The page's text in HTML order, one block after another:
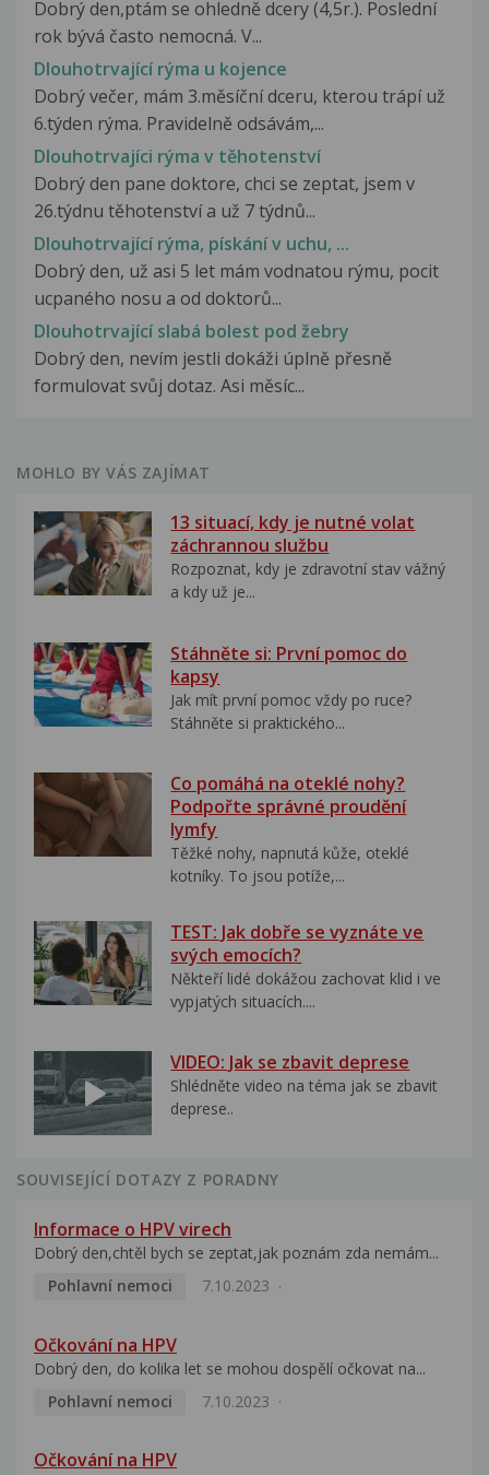
Dobrý den,ptám se ohledně dcery (4,5r.). Poslední
rok bývá často nemocná. V...
Dlouhotrvající rýma u kojence
Dobrý večer, mám 3.měsíční dceru, kterou trápí už
6.týden rýma. Pravidelně odsávám,...
Dlouhotrvajíci rýma v těhotenství
Dobrý den pane doktore, chci se zeptat, jsem v
26.týdnu těhotenství a už 7 týdnů...
Dlouhotrvající rýma, pískání v uchu, ...
Dobrý den, už asi 5 let mám vodnatou rýmu, pocit
ucpaného nosu a od doktorů...
Dlouhotrvající slabá bolest pod žebry
Dobrý den, nevím jestli dokáži úplně přesně
formulovat svůj dotaz. Asi měsíc...
MOHLO BY VÁS ZAJÍMAT
13 situací, kdy je nutné volat
záchrannou službu
Rozpoznat, kdy je zdravotní stav vážný
a kdy už je...
Stáhněte si: První pomoc do
kapsy
Jak mít první pomoc vždy po ruce?
Stáhněte si praktického...
Co pomáhá na oteklé nohy?
Podpořte správné proudění
lymfy
Těžké nohy, napnutá kůže, oteklé
kotníky. To jsou potíže,...
TEST: Jak dobře se vyznáte ve
svých emocích?
Někteří lidé dokážou zachovat klid i ve
vypjatých situacích....
VIDEO: Jak se zbavit deprese
Shlédněte video na téma jak se zbavit
deprese..
SOUVISEJÍCÍ DOTAZY Z PORADNY
Informace o HPV virech
Dobrý den,chtěl bych se zeptat,jak poznám zda nemám...
Pohlavní nemoci
7.10.2023
Očkování na HPV
Dobrý den, do kolika let se mohou dospělí očkovat na...
Pohlavní nemoci
7.10.2023
Očkování na HPV